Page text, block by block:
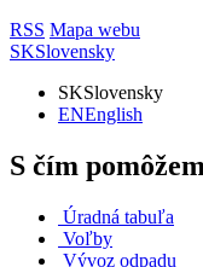
RSS Mapa webu
SKSlovensky
SKSlovensky
ENEnglish
S čím
Úradná tabuľa
Voľby
Vývoz odpadu